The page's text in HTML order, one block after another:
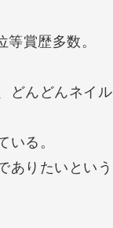
賞歴多数。
どんどんネイル
いる。
ありたいという